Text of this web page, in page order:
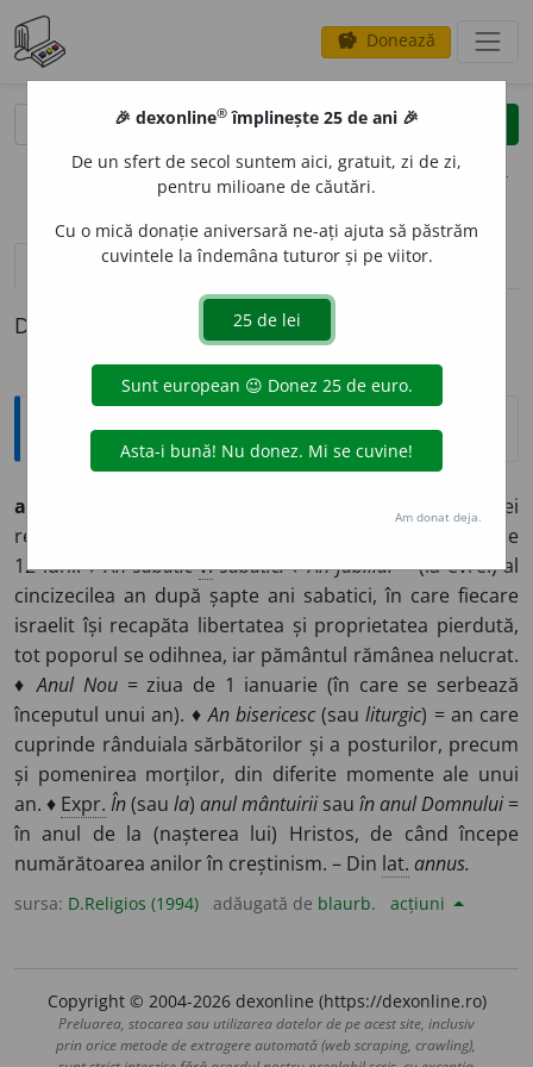
savings Donează
clear
opțiuni
definiții (1) pronunțievolume_up (50)
Definiția cu ID-ul 546526:
Enciclopedice
an,
Perioadă de timp care corespunde unei
revoluții a Pământului în jurul Soarelui și care cuprinde
12 luni. ♦An sabatic v. sabatic.♦An jubiliar= (la evrei) al
cincizecilea an după șapte ani sabatici, în care fiecare
israelit își recapăta libertatea și proprietatea pierdută,
tot poporul se odihnea, iar pământul rămânea nelucrat.
♦Anul Nou = ziua de 1 ianuarie (în care se serbează
începutul unui an). ♦An bisericesc(sauliturgic) = an care
cuprinde rânduiala sărbătorilor și a posturilor, precum
și pomenirea morților, din diferite momente ale unui
an. ♦ Expr. În(sau la) anul mântuirii sau în anul Domnului =
în anul de la (nașterea lui) Hristos, de când începe
numărătoarea anilor în creștinism. – Din lat. annus.
sursa: D.Religios (1994) adăugată de blaurb. acțiuni
Copyright © 2004-2026 dexonline (https://dexonline.ro)
Preluarea, stocarea sau utilizarea datelor de pe acest site, inclusiv
prin orice metode de extragere automată (web scraping, crawling),
🎉 dexonline® împlinește 25 de ani 🎉
De un sfert de secol suntem aici, gratuit, zi de zi,
pentru milioane de căutări.
Cu o mică donație aniversară ne-ați ajuta să păstrăm
cuvintele la îndemâna tuturor și pe viitor.
Am donat deja.